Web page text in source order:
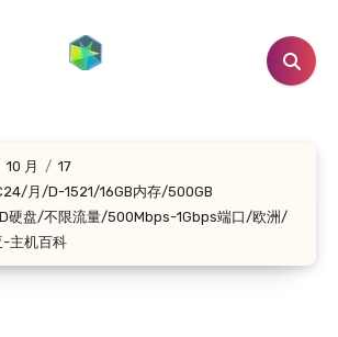
10 月
17
月/D-1521/16GB内存/500GB
硬盘/不限流量/500Mbps-1Gbps端口/欧洲/
-主机百科